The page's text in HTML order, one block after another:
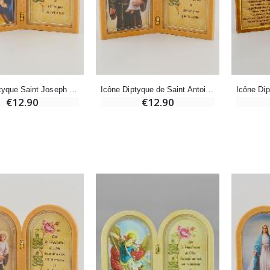
Déposez votre Neuvaine à Lourdes
€12.00 €9.60
Bonbons Pastilles Menthe à l'Eau de Lourdes - 130g
€7.90
€5.50 €4.95
-25%
Lot de 20 Bougies de Neuvaine Blanches
€78.00 €58.50
€21.90
Encens d'Eglise Pontifical 250g
€12.90
€2.50
Icône Diptyque Saint Joseph + Prière de Bénédiction
€12.90
Icône Diptyque de Saint Antoine + Prière
€12.90